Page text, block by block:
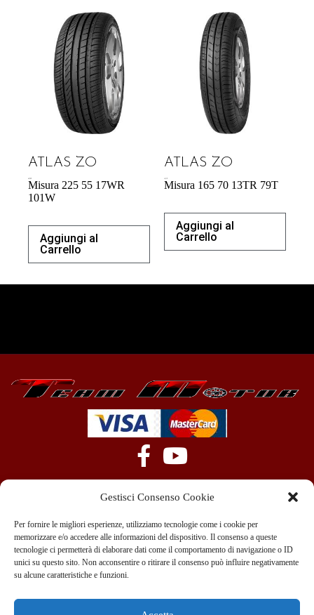
Gestisci Consenso Cookie
Per fornire le migliori esperienze, utilizziamo tecnologie come i cookie per
memorizzare e/o accedere alle informazioni del dispositivo. Il consenso a queste
tecnologie ci permetterà di elaborare dati come il comportamento di navigazione o ID
unici su questo sito. Non acconsentire o ritirare il consenso può influire negativamente
su alcune caratteristiche e funzioni.
ATLAS ZO
Misura 225 55 17WR
101W
Aggiungi al
Carrello
ATLAS ZO
Misura 165 70 13TR 79T
Aggiungi al
Carrello
+39 351 970 89 33
info@teammotor.it